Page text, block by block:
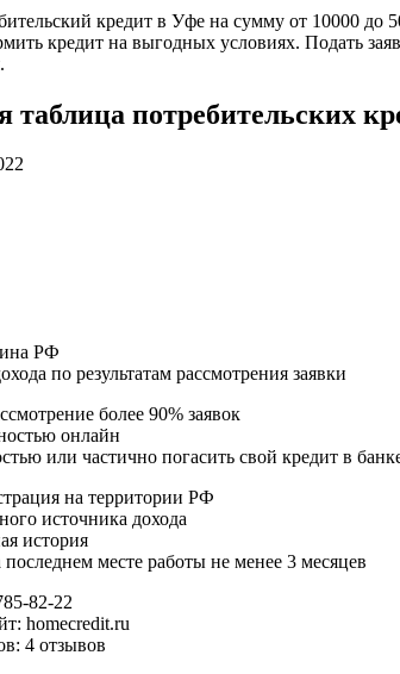
кредит в Уфе на сумму от 10000 до
кредит на выгодных условиях. Подать
таблица потребительских
РФ
по результатам рассмотрения заявки
более 90% заявок
онлайн
или частично погасить свой кредит в
на территории РФ
источника дохода
история
месте работы не менее 3 месяцев
82-22
homecredit.ru
4 отзывов